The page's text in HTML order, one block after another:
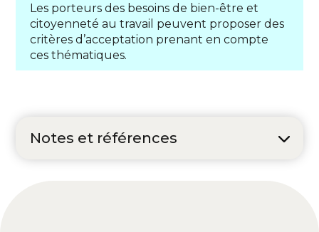
Les porteurs des besoins de bien-être et
citoyenneté au travail peuvent proposer des
critères d’acceptation prenant en compte
ces thématiques.
Notes et références